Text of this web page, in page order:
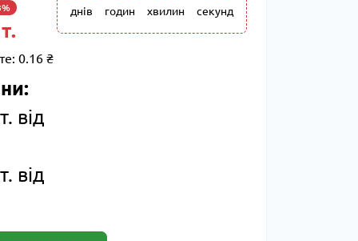
0.16 ₴
від
від
днів годин хвилин секунд